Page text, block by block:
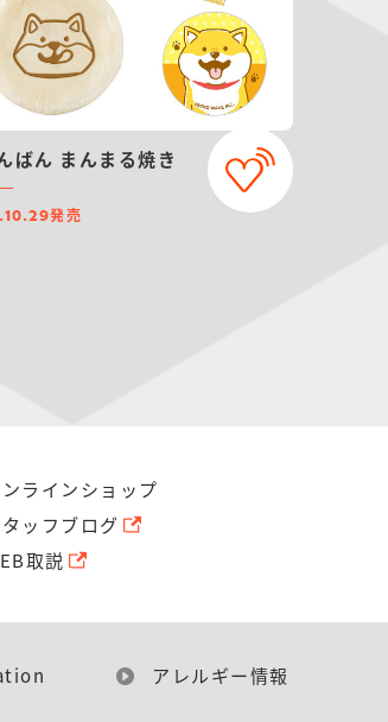
ばん まんまる焼き
発売
ラインショップ
ッフブログ
取説
アレルギー情報